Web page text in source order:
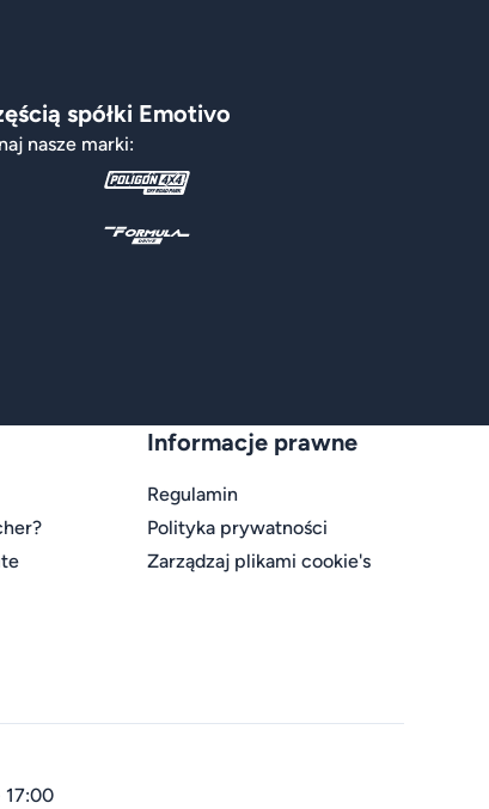
spółki Emotivo
nasze marki:
Informacje prawne
Regulamin
Polityka prywatności
Zarządzaj plikami cookie's
17:00